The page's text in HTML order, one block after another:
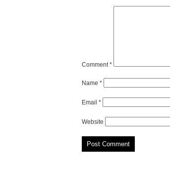
Comment*
Name *
Email *
Website